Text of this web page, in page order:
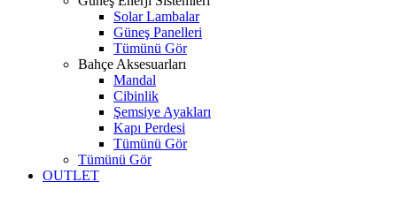
Solar Lambalar
Güneş Panelleri
Tümünü Gör
Bahçe Aksesuarları
Mandal
Cibinlik
Şemsiye Ayakları
Kapı Perdesi
Tümünü Gör
Tümünü Gör
OUTLET